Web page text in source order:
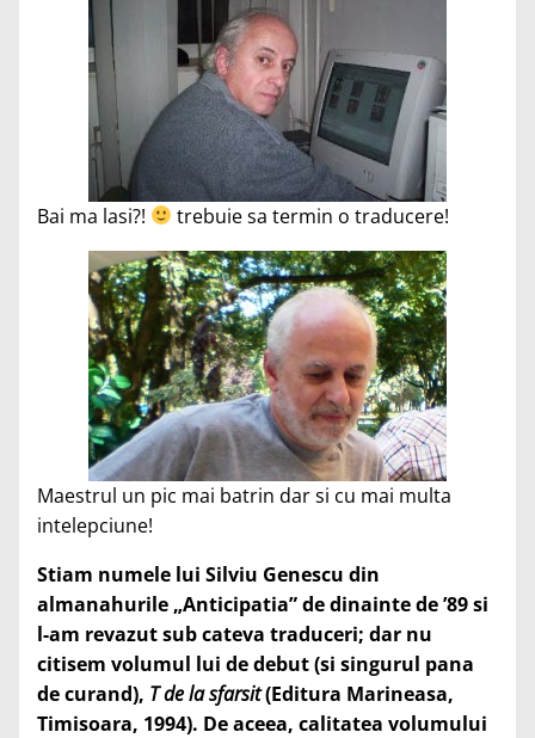
Bai ma lasi?! trebuie sa termin o traducere!
Maestrul un pic mai batrin dar si cu mai multa
intelepciune!
Stiam numele lui Silviu Genescu din
almanahurile „Anticipatia” de dinainte de ’89 si
l-am revazut sub cateva traduceri; dar nu
citisem volumul lui de debut (si singurul pana
de curand), T de la sfarsit(Editura Marineasa,
Timisoara, 1994). De aceea, calitatea volumului